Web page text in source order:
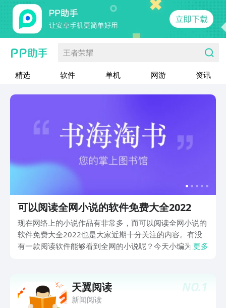
王者荣耀
精选 软件 单机 网游 资讯
可以阅读全网小说的软件免费大全2022
现在网络上的小说作品有非常多，而可以阅读全网小说的
软件免费大全2022也是大家近期十分关注的内容。有没
有一款阅读软件能够看到全网的小说呢？今天小编为大家
更多
NO.1
天翼阅读
新闻阅读